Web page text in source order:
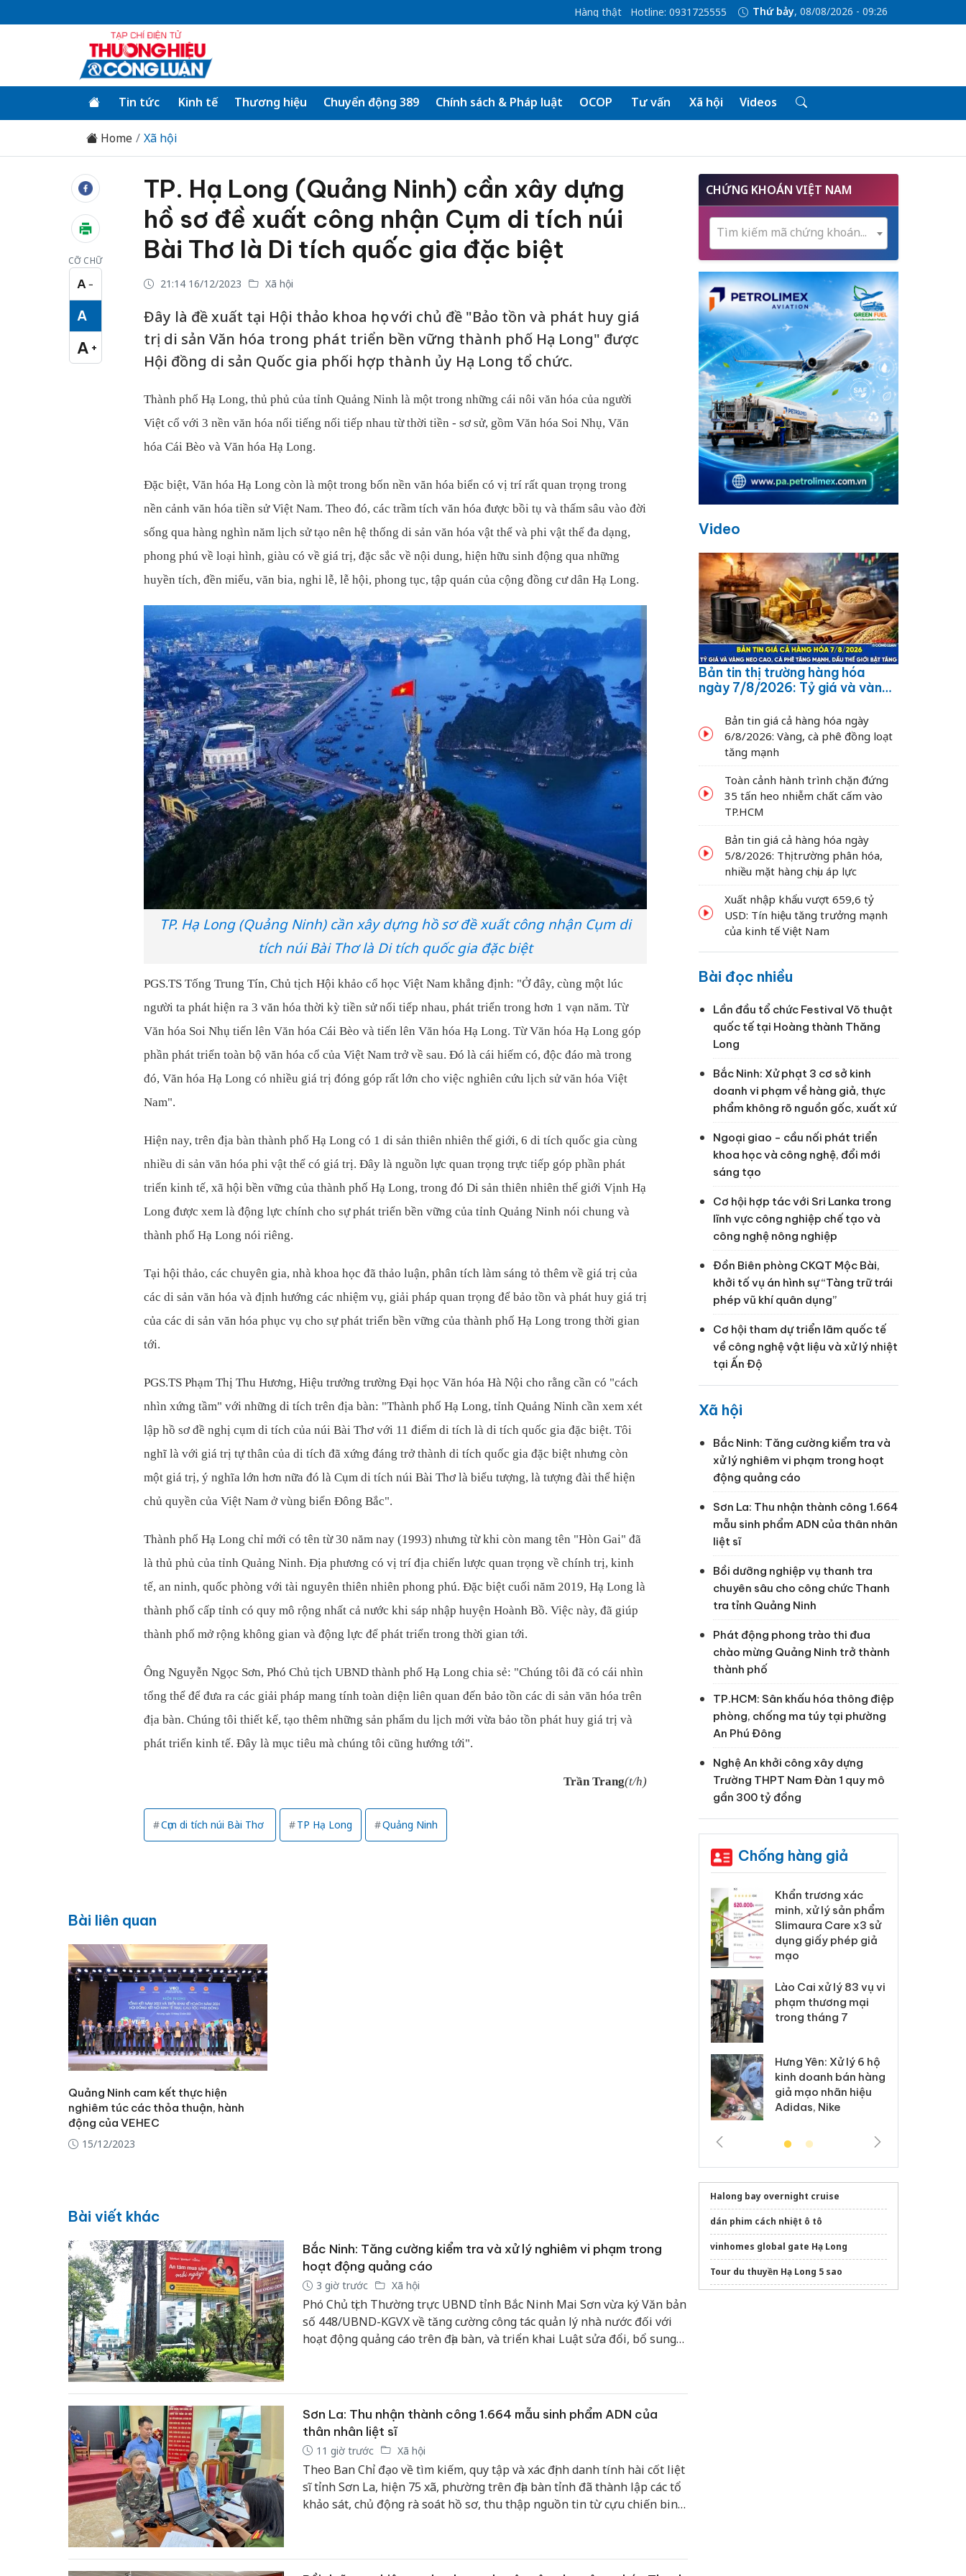
Hàng thật Hotline: 0931725555 Thứ bảy, 08/08/2026 - 09:26
Tin tức Kinh tế Thương hiệu Chuyển động 389 Chính sách & Pháp luật OCOP Tư vấn Xã hội Videos
Home Xã hội
CỠ CHỮ
A −
Cỡ chữ nhỏ
A
Cỡ chữ vừa
A +
Cỡ chữ lớn
TP. Hạ Long (Quảng Ninh) cần xây dựng
hồ sơ đề xuất công nhận Cụm di tích núi
Bài Thơ là Di tích quốc gia đặc biệt
21:14 16/12/2023 Xã hội
Đây là đề xuất tại Hội thảo khoa học với chủ đề "Bảo tồn và phát huy giá
trị di sản Văn hóa trong phát triển bền vững thành phố Hạ Long" được
Hội đồng di sản Quốc gia phối hợp thành ủy Hạ Long tổ chức.
Thành phố Hạ Long, thủ phủ của tỉnh Quảng Ninh là một trong những cái nôi văn hóa của người
Việt cổ với 3 nền văn hóa nổi tiếng nối tiếp nhau từ thời tiền - sơ sử, gồm Văn hóa Soi Nhụ, Văn
hóa Cái Bèo và Văn hóa Hạ Long.
Đặc biệt, Văn hóa Hạ Long còn là một trong bốn nền văn hóa biển có vị trí rất quan trọng trong
nền cảnh văn hóa tiền sử Việt Nam. Theo đó, các trầm tích văn hóa được bồi tụ và thấm sâu vào đời
sống qua hàng nghìn năm lịch sử tạo nên hệ thống di sản văn hóa vật thể và phi vật thể đa dạng,
phong phú về loại hình, giàu có về giá trị, đặc sắc về nội dung, hiện hữu sinh động qua những
huyền tích, đền miếu, văn bia, nghi lễ, lễ hội, phong tục, tập quán của cộng đồng cư dân Hạ Long.
TP. Hạ Long (Quảng Ninh) cần xây dựng hồ sơ đề xuất công nhận Cụm di
tích núi Bài Thơ là Di tích quốc gia đặc biệt
PGS.TS Tống Trung Tín, Chủ tịch Hội khảo cổ học Việt Nam khẳng định: "Ở đây, cùng một lúc
người ta phát hiện ra 3 văn hóa thời kỳ tiền sử nối tiếp nhau, phát triển trong hơn 1 vạn năm. Từ
Văn hóa Soi Nhụ tiến lên Văn hóa Cái Bèo và tiến lên Văn hóa Hạ Long. Từ Văn hóa Hạ Long góp
phần phát triển toàn bộ văn hóa cổ của Việt Nam trở về sau. Đó là cái hiếm có, độc đáo mà trong
đó, Văn hóa Hạ Long có nhiều giá trị đóng góp rất lớn cho việc nghiên cứu lịch sử văn hóa Việt
Nam".
Hiện nay, trên địa bàn thành phố Hạ Long có 1 di sản thiên nhiên thế giới, 6 di tích quốc gia cùng
nhiều di sản văn hóa phi vật thể có giá trị. Đây là nguồn lực quan trọng trực tiếp góp phần phát
triển kinh tế, xã hội bền vững của thành phố Hạ Long, trong đó Di sản thiên nhiên thế giới Vịnh Hạ
Long được xem là động lực chính cho sự phát triển bền vững của tỉnh Quảng Ninh nói chung và
thành phố Hạ Long nói riêng.
Tại hội thảo, các chuyên gia, nhà khoa học đã thảo luận, phân tích làm sáng tỏ thêm về giá trị của
các di sản văn hóa và định hướng các nhiệm vụ, giải pháp quan trọng để bảo tồn và phát huy giá trị
của các di sản văn hóa phục vụ cho sự phát triển bền vững của thành phố Hạ Long trong thời gian
tới.
PGS.TS Phạm Thị Thu Hương, Hiệu trưởng trường Đại học Văn hóa Hà Nội cho rằng cần có "cách
nhìn xứng tầm" với những di tích trên địa bàn: "Thành phố Hạ Long, tỉnh Quảng Ninh cần xem xét
lập hồ sơ đề nghị cụm di tích của núi Bài Thơ với 11 điểm di tích là di tích quốc gia đặc biệt. Tôi
nghĩ là với giá trị tự thân của di tích đã xứng đáng trở thành di tích quốc gia đặc biệt nhưng còn
một giá trị, ý nghĩa lớn hơn nữa đó là Cụm di tích núi Bài Thơ là biểu tượng, là tượng đài thể hiện
chủ quyền của Việt Nam ở vùng biển Đông Bắc".
Thành phố Hạ Long chỉ mới có tên từ 30 năm nay (1993) nhưng từ khi còn mang tên "Hòn Gai" đã
là thủ phủ của tỉnh Quảng Ninh. Địa phương có vị trí địa chiến lược quan trọng về chính trị, kinh
tế, an ninh, quốc phòng với tài nguyên thiên nhiên phong phú. Đặc biệt cuối năm 2019, Hạ Long là
thành phố cấp tỉnh có quy mô rộng nhất cả nước khi sáp nhập huyện Hoành Bồ. Việc này, đã giúp
thành phố mở rộng không gian và động lực để phát triển trong thời gian tới.
Ông Nguyễn Ngọc Sơn, Phó Chủ tịch UBND thành phố Hạ Long chia sẻ: "Chúng tôi đã có cái nhìn
tổng thể để đưa ra các giải pháp mang tính toàn diện liên quan đến bảo tồn các di sản văn hóa trên
địa bàn. Chúng tôi thiết kế, tạo thêm những sản phẩm du lịch mới vừa bảo tồn phát huy giá trị và
phát triển kinh tế. Đây là mục tiêu mà chúng tôi cũng hướng tới".
Trần Trang(t/h)
Cụm di tích núi Bài Thơ TP Hạ Long Quảng Ninh
Bài liên quan
Quảng Ninh cam kết thực hiện
nghiêm túc các thỏa thuận, hành
động của VEHEC
15/12/2023
Bài viết khác
Bắc Ninh: Tăng cường kiểm tra và xử lý nghiêm vi phạm trong
hoạt động quảng cáo
3 giờ trước Xã hội
Phó Chủ tịch Thường trực UBND tỉnh Bắc Ninh Mai Sơn vừa ký Văn bản
số 448/UBND-KGVX về tăng cường công tác quản lý nhà nước đối với
hoạt động quảng cáo trên địa bàn, và triển khai Luật sửa đổi, bổ sung
Sơn La: Thu nhận thành công 1.664 mẫu sinh phẩm ADN của
thân nhân liệt sĩ
11 giờ trước Xã hội
Theo Ban Chỉ đạo về tìm kiếm, quy tập và xác định danh tính hài cốt liệt
sĩ tỉnh Sơn La, hiện 75 xã, phường trên địa bàn tỉnh đã thành lập các tổ
khảo sát, chủ động rà soát hồ sơ, thu thập nguồn tin từ cựu chiến binh
CHỨNG KHOÁN VIỆT NAM
Tìm kiếm mã chứng khoán...
Video
Bản tin thị trường hàng hóa
ngày 7/8/2026: Tỷ giá và vàng
dầu thế giới bật tăng
Bản tin giá cả hàng hóa ngày
6/8/2026: Vàng, cà phê đồng loạt
tăng mạnh
Toàn cảnh hành trình chặn đứng
35 tấn heo nhiễm chất cấm vào
TP.HCM
Bản tin giá cả hàng hóa ngày
5/8/2026: Thị trường phân hóa,
nhiều mặt hàng chịu áp lực
Xuất nhập khẩu vượt 659,6 tỷ
USD: Tín hiệu tăng trưởng mạnh
của kinh tế Việt Nam
Bài đọc nhiều
Lần đầu tổ chức Festival Võ thuật
quốc tế tại Hoàng thành Thăng
Long
Bắc Ninh: Xử phạt 3 cơ sở kinh
doanh vi phạm về hàng giả, thực
phẩm không rõ nguồn gốc, xuất xứ
Ngoại giao - cầu nối phát triển
khoa học và công nghệ, đổi mới
sáng tạo
Cơ hội hợp tác với Sri Lanka trong
lĩnh vực công nghiệp chế tạo và
công nghệ nông nghiệp
Đồn Biên phòng CKQT Mộc Bài,
khởi tố vụ án hình sự “Tàng trữ trái
phép vũ khí quân dụng”
Cơ hội tham dự triển lãm quốc tế
về công nghệ vật liệu và xử lý nhiệt
tại Ấn Độ
Xã hội
Bắc Ninh: Tăng cường kiểm tra và
xử lý nghiêm vi phạm trong hoạt
động quảng cáo
Sơn La: Thu nhận thành công 1.664
mẫu sinh phẩm ADN của thân nhân
liệt sĩ
Bồi dưỡng nghiệp vụ thanh tra
chuyên sâu cho công chức Thanh
tra tỉnh Quảng Ninh
Phát động phong trào thi đua
chào mừng Quảng Ninh trở thành
thành phố
TP.HCM: Sân khấu hóa thông điệp
phòng, chống ma túy tại phường
An Phú Đông
Nghệ An khởi công xây dựng
Trường THPT Nam Đàn 1 quy mô
gần 300 tỷ đồng
Chống hàng giả
Khẩn trương xác
minh, xử lý sản phẩm
Slimaura Care x3 sử
dụng giấy phép giả
mạo
Lào Cai xử lý 83 vụ vi
phạm thương mại
trong tháng 7
Hưng Yên: Xử lý 6 hộ
kinh doanh bán hàng
giả mạo nhãn hiệu
Adidas, Nike
Halong bay overnight cruise
dán phim cách nhiệt ô tô
vinhomes global gate Hạ Long
Tour du thuyền Hạ Long 5 sao